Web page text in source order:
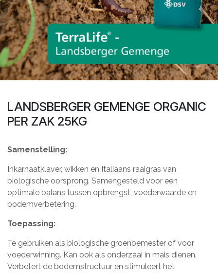
LANDSBERGER GEMENGE ORGANIC
PER ZAK 25KG
Samenstelling:
Inkarnaatklaver, wikken en Italiaans raaigras van
biologische oorsprong. Samengesteld voor een
optimale balans tussen opbrengst, voederwaarde en
bodemverbetering.
Toepassing:
Te gebruiken als biologische groenbemester of voor
voederwinning. Kan ook als onderzaai in mais dienen.
Verbetert de bodemstructuur en stimuleert het